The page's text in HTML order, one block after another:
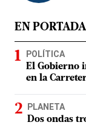
EN PORTADA
POLÍTICA
El Gobierno
en la
PLANETA
Dos ondas